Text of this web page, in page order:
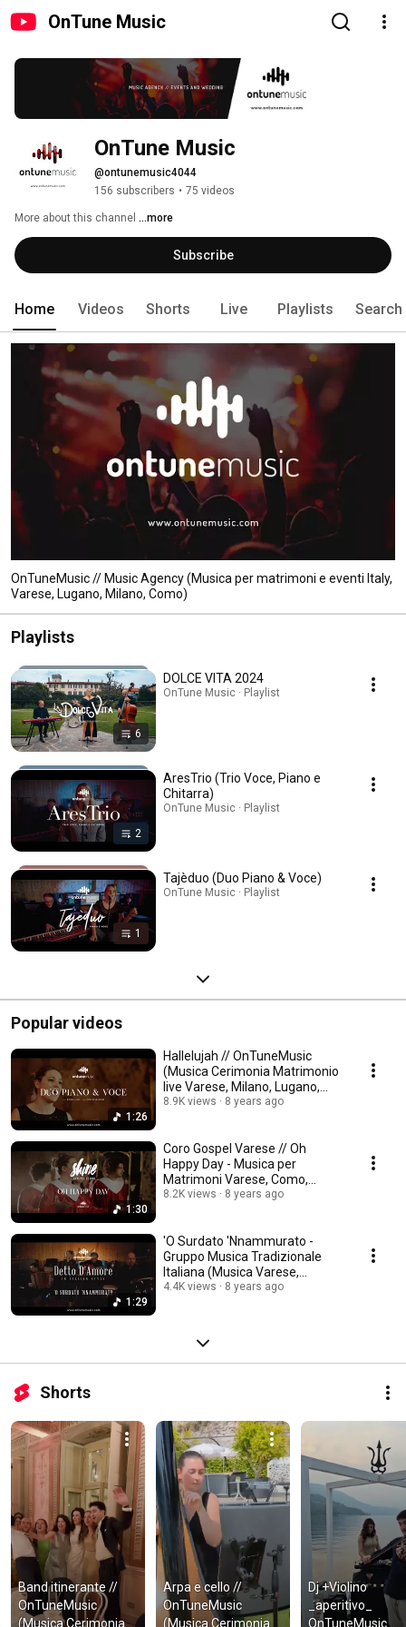
OnTune Music
OnTune Music
@ontunemusic4044
156 subscribers • 75 videos
More about this channel ...more
Subscribe
Home Videos Shorts Live Playlists Search
OnTuneMusic // Music Agency (Musica per matrimoni e eventi Italy,
Varese, Lugano, Milano, Como)
Playlists
6
DOLCE VITA 2024
OnTune Music · Playlist
2
AresTrio (Trio Voce, Piano e
Chitarra)
OnTune Music · Playlist
1
Tajèduo (Duo Piano & Voce)
OnTune Music · Playlist
Popular videos
1:26
Hallelujah // OnTuneMusic
(Musica Cerimonia Matrimonio
live Varese, Milano, Lugano,
Como)
8.9K views 8 years ago
1:30
Coro Gospel Varese // Oh
Happy Day - Musica per
Matrimoni Varese, Como,
Milano, Lugano, Ticino
8.2K views 8 years ago
1:29
'O Surdato 'Nnammurato -
Gruppo Musica Tradizionale
Italiana (Musica Varese,
Lugano, Como)
4.4K views 8 years ago
Shorts
Band itinerante //
OnTuneMusic
(Musica Cerimonia
Arpa e cello //
OnTuneMusic
(Musica Cerimonia
Dj +Violino
_aperitivo_
OnTuneMusic